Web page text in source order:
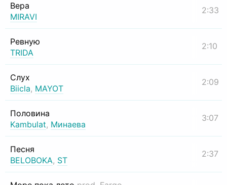
Вера
MIRAVI
2:33
Ревную
TRIDA
2:10
Слух
Biicla, MAYOT
2:09
Половина
Kambulat, Минаева
3:07
Песня
BELOBOKA, ST
2:37